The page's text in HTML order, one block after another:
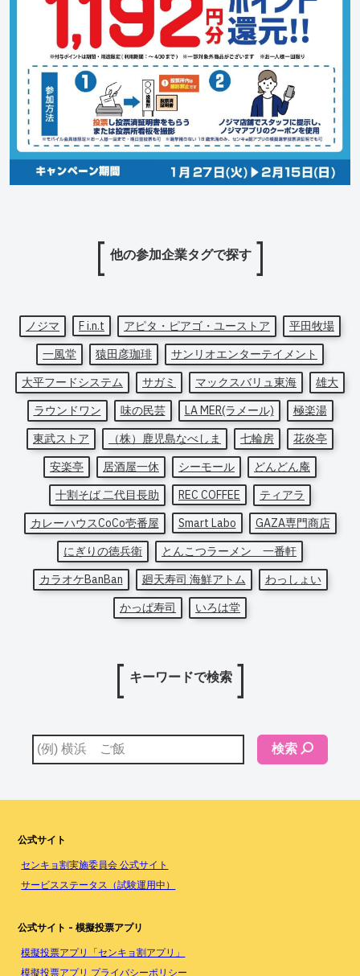
他の参加企業タグで探す
ノジマ F i.n.t アピタ・ピアゴ・ユーストア
平田牧場
一風堂
猿田彦珈琲
サンリオエンターテイメント
大平フードシステム
サガミ マックスバリュ東海
雄大
ラウンドワン
味の民芸 LA MER(ラメール)
極楽湯
東武ストア
（株）鹿児島なべしま 七輪房
花炎亭
安楽亭
居酒屋一休 シーモール
どんどん庵
十割そば 二代目長助
REC COFFEE
ティアラ
カレーハウスCoCo壱番屋
Smart Labo
GAZA専門商店
にぎりの徳兵衛
とんこつラーメン 一番軒
カラオケBanBan
廻天寿司 海鮮アトム
わっしょい
かっぱ寿司
いろは堂
キーワードで検索
検索
公式サイト
センキョ割実施委員会 公式サイト
サービスステータス（試験運用中）
公式サイト - 模擬投票アプリ
模擬投票アプリ「センキョ割アプリ」
模擬投票アプリ プライバシーポリシー